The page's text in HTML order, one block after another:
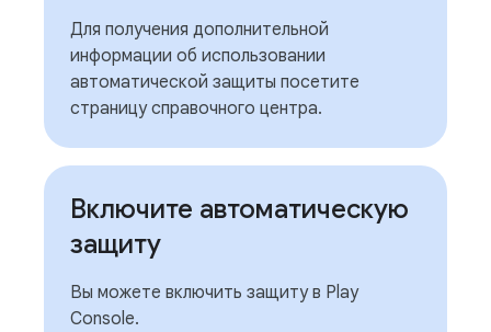
Для получения дополнительной
информации об использовании
автоматической защиты посетите
страницу справочного центра.
Включите автоматическую
защиту
Вы можете включить защиту в Play
Console.